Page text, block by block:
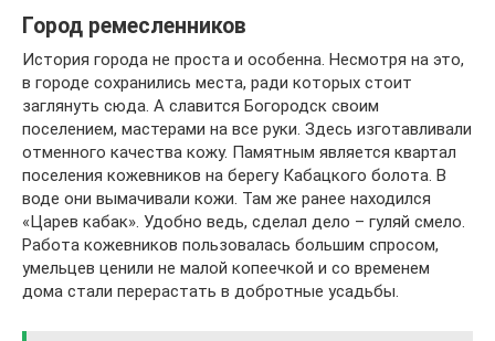
Город ремесленников
История города не проста и особенна. Несмотря на это,
в городе сохранились места, ради которых стоит
заглянуть сюда. А славится Богородск своим
поселением, мастерами на все руки. Здесь изготавливали
отменного качества кожу. Памятным является квартал
поселения кожевников на берегу Кабацкого болота. В
воде они вымачивали кожи. Там же ранее находился
«Царев кабак». Удобно ведь, сделал дело – гуляй смело.
Работа кожевников пользовалась большим спросом,
умельцев ценили не малой копеечкой и со временем
дома стали перерастать в добротные усадьбы.